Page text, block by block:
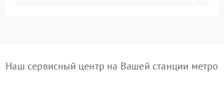
Наш сервисный центр на Вашей станции метро